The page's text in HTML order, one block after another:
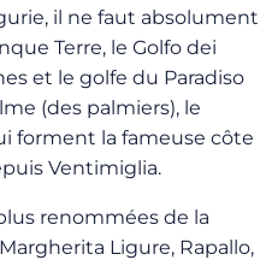
il ne faut absolument
Terre, le Golfo dei
et le golfe du Paradiso
(des palmiers), le
forment la fameuse côte
Ventimiglia.
renommées de la
Ligure, Rapallo,